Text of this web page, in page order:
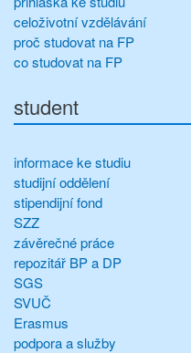
celoživotní vzdělávání
proč studovat na FP
co studovat na FP
student
informace ke studiu
studijní oddělení
stipendijní fond
SZZ
závěrečné práce
repozitář BP a DP
SGS
SVUČ
Erasmus
podpora a služby